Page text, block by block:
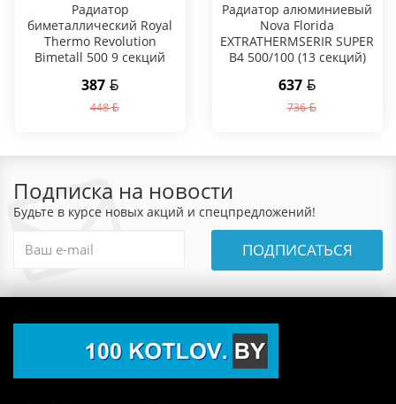
Радиатор
биметаллический Royal
Thermo Revolution
Bimetall 500 9 секций
387
448
Радиатор алюминиевый
Nova Florida
EXTRATHERMSERIR SUPER
B4 500/100 (13 секций)
637
736
Подписка на новости
Будьте в курсе новых акций и спецпредложений!
ПОДПИСАТЬСЯ